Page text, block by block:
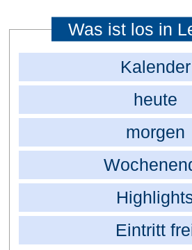
Was ist los in
Kalender
heute
morgen
Eintritt